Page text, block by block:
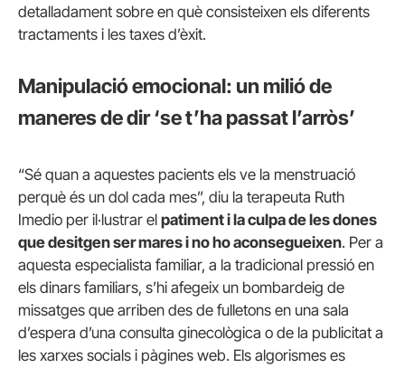
detalladament sobre en què consisteixen els diferents
tractaments i les taxes d’èxit.
Manipulació emocional: un milió de
maneres de dir ‘se t’ha passat l’arròs’
“Sé quan a aquestes pacients els ve la menstruació
perquè és un dol cada mes”, diu la terapeuta Ruth
Imedio per il·lustrar el patiment i la culpa de les dones
que desitgen ser mares i no ho aconsegueixen. Per a
aquesta especialista familiar, a la tradicional pressió en
els dinars familiars, s’hi afegeix un bombardeig de
missatges que arriben des de fulletons en una sala
d’espera d’una consulta ginecològica o de la publicitat a
les xarxes socials i pàgines web. Els algorismes es